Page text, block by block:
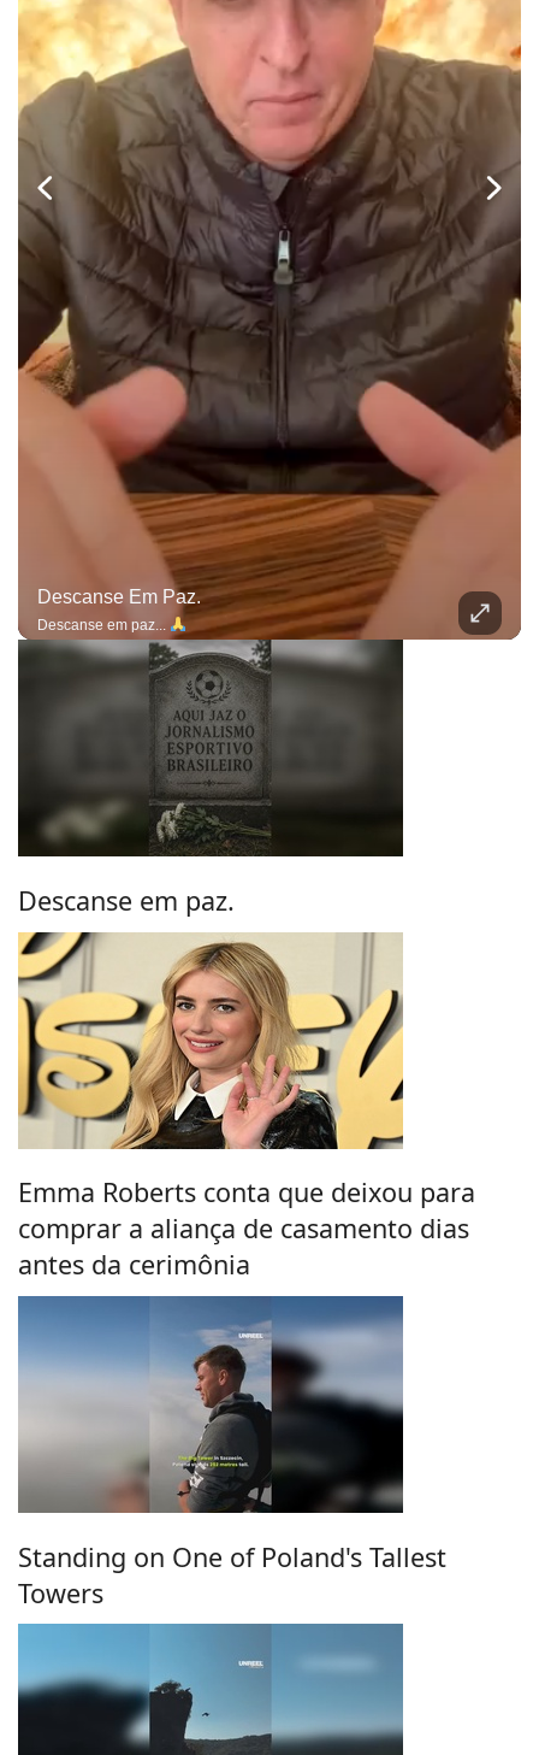
Descanse Em Paz.
Descanse em paz...
Descanse em paz.
Emma Roberts conta que deixou para
comprar a aliança de casamento dias
antes da cerimônia
Standing on One of Poland's Tallest
Towers